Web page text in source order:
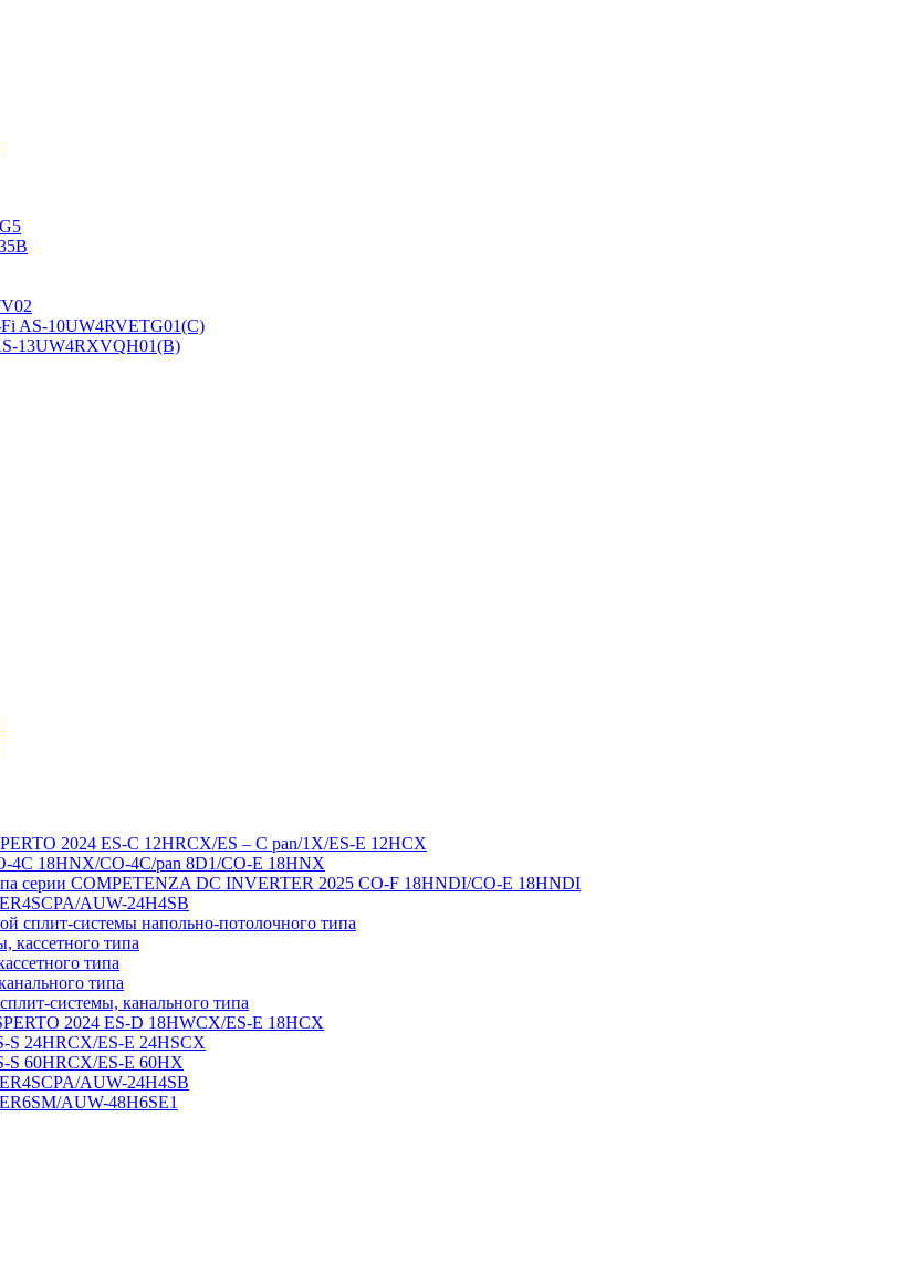
AS-10UW4RVETG01(C)
13UW4RXVQH01(B)
2024 ES-C 12HRCX/ES – C pan/1X/ES-E 12HCX
4C 18HNX/CO-4C/pan 8D1/CO-E 18HNX
серии COMPETENZA DC INVERTER 2025 CO-F 18HNDI/CO-E 18HNDI
AUW-24H4SB
системы напольно-потолочного типа
кассетного типа
типа
типа
системы, канального типа
2024 ES-D 18HWCX/ES-E 18HСX
S 24HRCX/ES-E 24HSCX
S 60HRCX/ES-E 60HX
AUW-24H4SB
AUW-48H6SE1